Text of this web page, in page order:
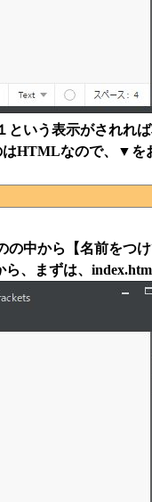
いう表示がされれば
HTMLなので、▼を
中から【名前をつ
、まずは、